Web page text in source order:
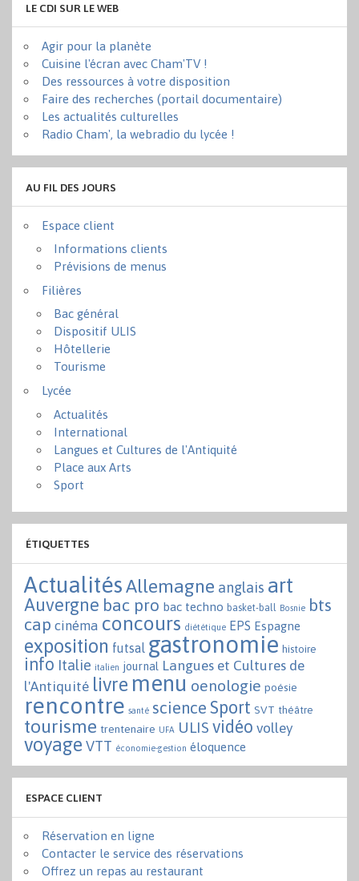
LE CDI SUR LE WEB
Agir pour la planète
Cuisine l'écran avec Cham'TV !
Des ressources à votre disposition
Faire des recherches (portail documentaire)
Les actualités culturelles
Radio Cham', la webradio du lycée !
AU FIL DES JOURS
Espace client
Informations clients
Prévisions de menus
Filières
Bac général
Dispositif ULIS
Hôtellerie
Tourisme
Lycée
Actualités
International
Langues et Cultures de l'Antiquité
Place aux Arts
Sport
ÉTIQUETTES
ActualitésAllemagne anglais art
Auvergne bac pro bac techno basket-ball Bosnie bts
cap cinéma concours diététique EPS Espagne
exposition futsal gastronomie histoire
info Italie italien journal Langues et Cultures de
l'Antiquité livre menu oenologie poésie
rencontre santé science Sport SVT théâtre
tourisme trentenaire UFA ULIS vidéo volley
voyage VTT économie-gestion éloquence
ESPACE CLIENT
Réservation en ligne
Contacter le service des réservations
Offrez un repas au restaurant